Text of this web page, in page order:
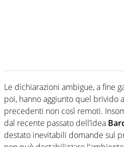
Le dichiarazioni ambigue, a fine
poi, hanno aggiunto quel brivido
precedenti non così remoti.
dal recente passato dell’idea
destato inevitabili domande sul